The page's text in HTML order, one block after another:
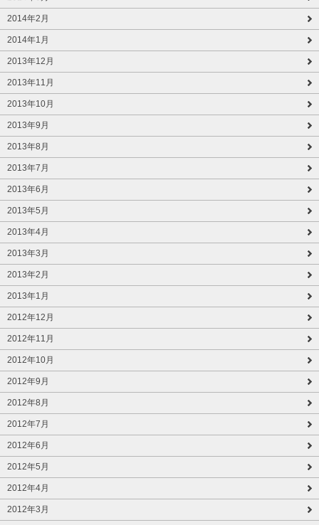
2014年2月
2014年1月
2013年12月
2013年11月
2013年10月
2013年9月
2013年8月
2013年7月
2013年6月
2013年5月
2013年4月
2013年3月
2013年2月
2013年1月
2012年12月
2012年11月
2012年10月
2012年9月
2012年8月
2012年7月
2012年6月
2012年5月
2012年4月
2012年3月